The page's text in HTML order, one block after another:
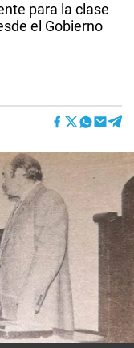
para la clase
el Gobierno